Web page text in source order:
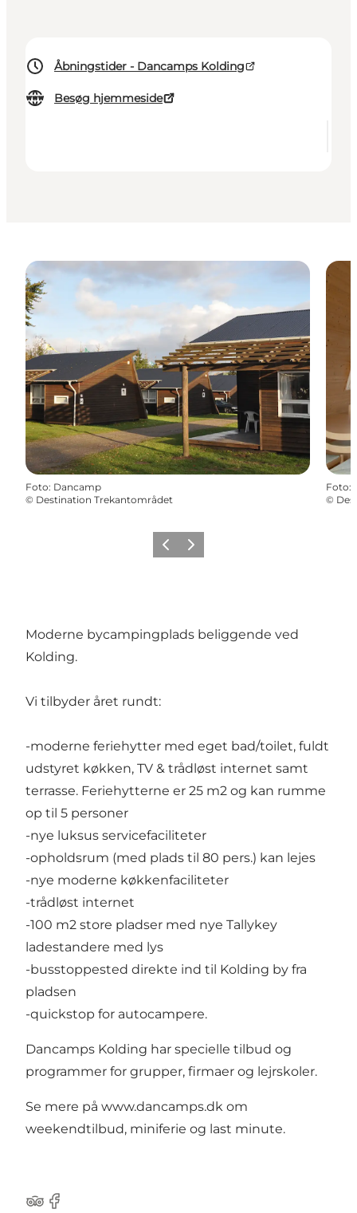
Åbningstider - Dancamps Kolding
Besøg hjemmeside
Foto: Dancamp
© Destination Trekantområdet
Foto:
©
Forrige billede
Næste billede
Moderne bycampingplads beliggende ved
Kolding.
Vi tilbyder året rundt:
-moderne feriehytter med eget bad/toilet, fuldt
udstyret køkken, TV & trådløst internet samt
terrasse. Feriehytterne er 25 m2 og kan rumme
op til 5 personer
-nye luksus servicefaciliteter
-opholdsrum (med plads til 80 pers.) kan lejes
-nye moderne køkkenfaciliteter
-trådløst internet
-100 m2 store pladser med nye Tallykey
ladestandere med lys
-busstoppested direkte ind til Kolding by fra
pladsen
-quickstop for autocampere.
Dancamps Kolding har specielle tilbud og
programmer for grupper, firmaer og lejrskoler.
Se mere på www.dancamps.dk om
weekendtilbud, miniferie og last minute.
TripAdvisor
Facebook